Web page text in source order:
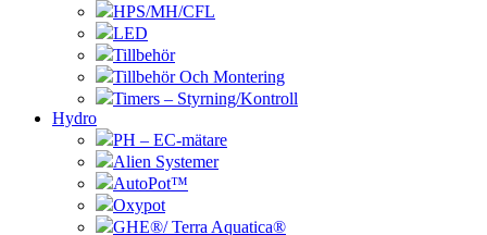
HPS/MH/CFL
LED
Tillbehör
Tillbehör Och Montering
Timers – Styrning/Kontroll
Hydro
PH – EC-mätare
Alien Systemer
AutoPot™
Oxypot
GHE®/ Terra Aquatica®